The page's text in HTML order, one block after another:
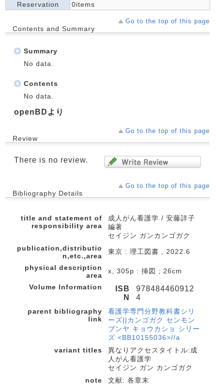
Reservation
0items
Go to the top of this page
Contents and Summary
Summary
No data.
Contents
No data.
openBDより
Go to the top of this page
Review
There is no review.
Go to the top of this page
Bibliography Details
title and statement of
responsibility area
成人がん看護学 / 安藤詳子
編著
セイジン ガンカンゴガク
publication,distributio
n,etc.,area
東京 : 理工図書 , 2022.6
physical description
area
x, 305p : 挿図 ; 26cm
Volume Information
ISB
N
978484460912
4
parent bibliography
link
看護学専門分野教科書シリ
ーズ||カンゴガク センモン
ブンヤ キョウカショ シリー
ズ <BB10155036>//a
variant titles
異なりアクセスタイトル:成
人がん看護学
セイジン ガン カンゴガク
note
文献: 各章末